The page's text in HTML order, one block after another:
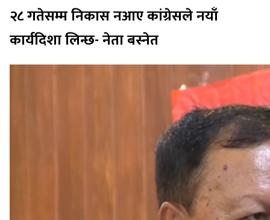
२८ गतेसम्म निकास नआए कांग्रेसले नयाँ
कार्यदिशा लिन्छ- नेता बस्नेत